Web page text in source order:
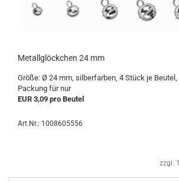
Metallglöckchen 24 mm
Größe: Ø 24 mm, silberfarben, 4 Stück je Beutel,
Packung für nur
EUR 3,09 pro Beutel
Art.Nr.: 1008605556
zzgl.